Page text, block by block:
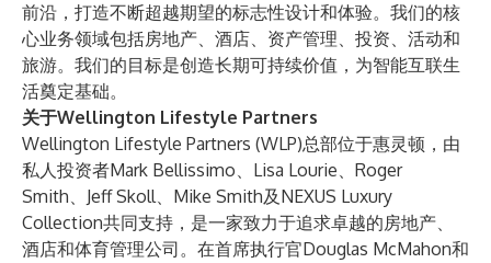
前沿，打造不断超越期望的标志性设计和体验。我们的核
心业务领域包括房地产、酒店、资产管理、投资、活动和
旅游。我们的目标是创造长期可持续价值，为智能互联生
活奠定基础。
关于Wellington Lifestyle Partners
Wellington Lifestyle Partners (WLP)总部位于惠灵顿，由
私人投资者Mark Bellissimo、Lisa Lourie、Roger
Smith、Jeff Skoll、Mike Smith及NEXUS Luxury
Collection共同支持，是一家致力于追求卓越的房地产、
酒店和体育管理公司。在首席执行官Douglas McMahon和